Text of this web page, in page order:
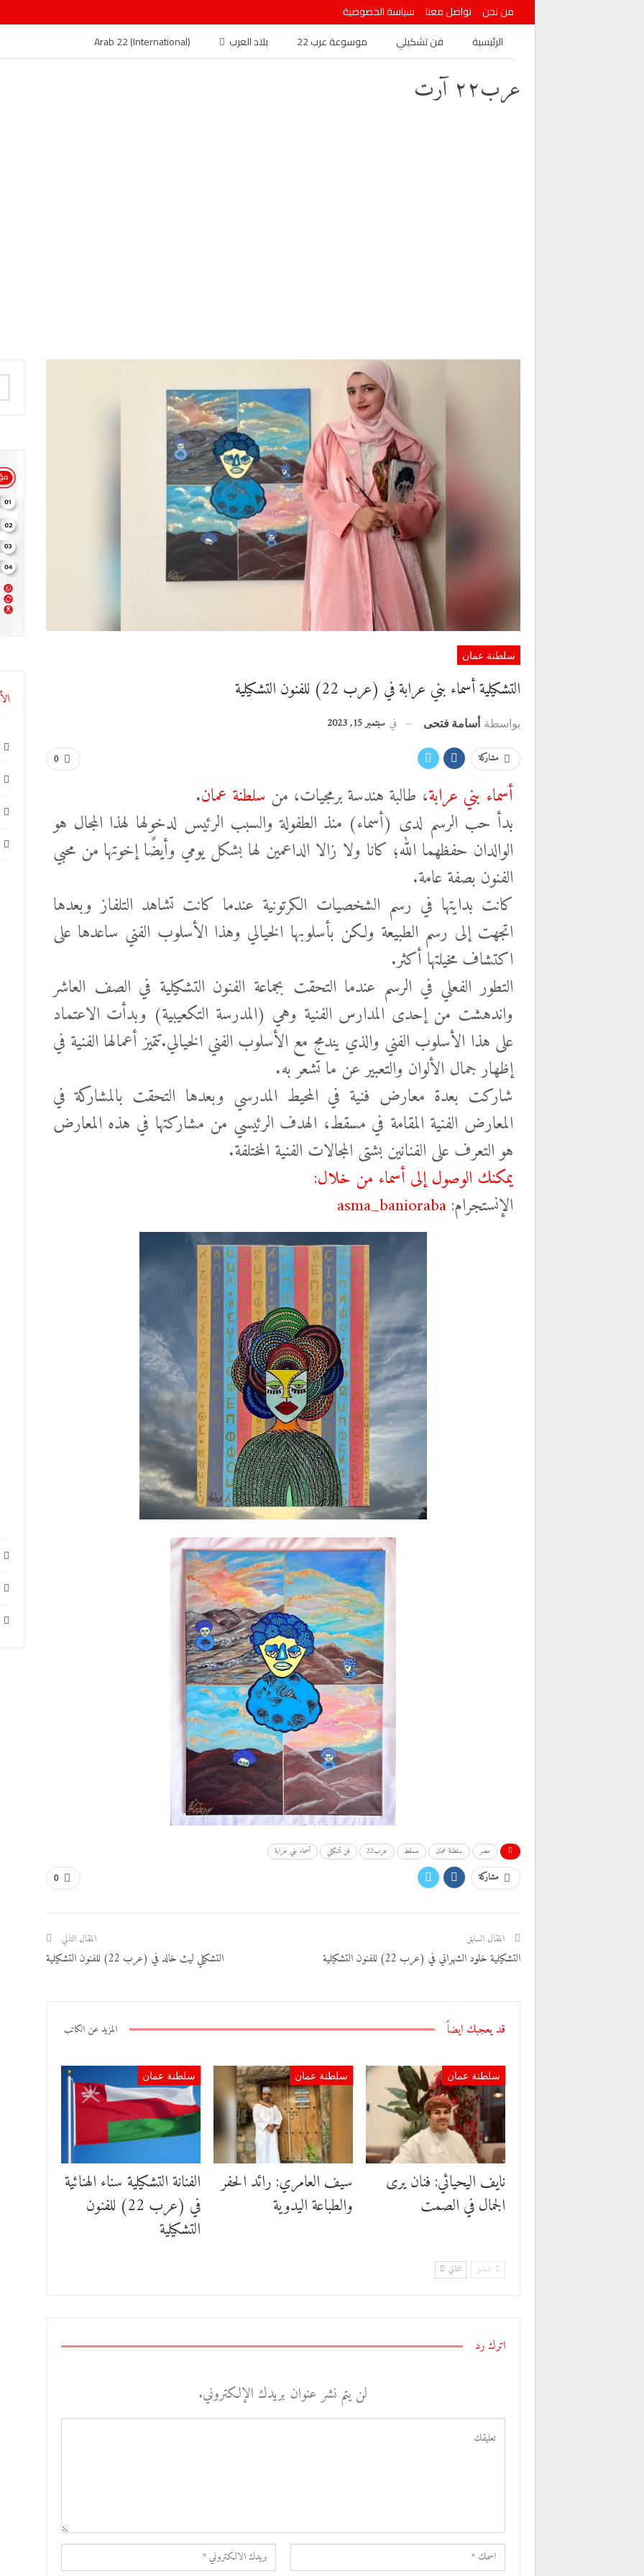
من نحن تواصل معنا
سياسة الخصوصية
الرئيسية
فن تشكيلي موسوعة عرب 22 بلاد العرب Arab 22 (International)
عرب٢٢ آرت
سلطنة عمان
التشكيلية أسماء بني عرابة في (عرب 22) للفنون التشكيلية
بواسطة أسامة فتحى في سبتمبر 15, 2023
0 مشاركة
أسماء بني عرابة، طالبة هندسة برمجيات، من سلطنة عمان.
بدأ حب الرسم لدى (أسماء) منذ الطفولة والسبب الرئيس لدخولها لهذا المجال هو
الوالدان حفظهما الله؛ كانا ولا زالا الداعمين لها بشكل يومي وأيضًا إخوتها من محبي
الفنون بصفة عامة.
كانت بدايتها في رسم الشخصيات الكرتونية عندما كانت تشاهد التلفاز وبعدها
اتجهت إلى رسم الطبيعة ولكن بأسلوبها الخيالي وهذا الأسلوب الفني ساعدها على
اكتشاف مخيلتها أكثر.
التطور الفعلي في الرسم عندما التحقت بجماعة الفنون التشكيلية في الصف العاشر
واندهشت من إحدى المدارس الفنية وهي (المدرسة التكعيبية) وبدأت الاعتماد
على هذا الأسلوب الفني والذي يندمج مع الأسلوب الفني الخيالي.تتميز أعمالها الفنية في
إظهار جمال الألوان والتعبير عن ما تشعر به.
شاركت بعدة معارض فنية في المحيط المدرسي وبعدها التحقت بالمشاركة في
المعارض الفنية المقامة في مسقط، الهدف الرئيسي من مشاركتها في هذه المعارض
هو التعرف على الفنانين بشتى المجالات الفنية المختلفة.
يمكنك الوصول إلى أسماء من خلال:
الإنستجرام:asma_banioraba
مصر سلطنة عمان مسقط عرب22 فن تشكيلي أسماء بني عرابة
0 مشاركة
المقال السابق
التشكيلية خلود الشهراني في (عرب 22) للفنون التشكيلية
المقال التالي
التشكيلي ليث خالد في (عرب 22) للفنون التشكيلية
قد يعجبك ايضاً المزيد عن الكاتب
سلطنة عمان
نايف اليحيائي: فنان يرى
الجمال في الصمت
سلطنة عمان
سيف العامري: رائد الحفر
والطباعة اليدوية
سلطنة عمان
الفنانة التشكيلية سناء الهنائية
في (عرب 22) للفنون
التشكيلية
السابق التالي
اترك رد
لن يتم نشر عنوان بريدك الإلكتروني.